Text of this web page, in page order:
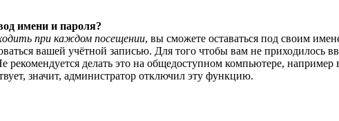
имени и пароля?
при каждом посещении, вы сможете оставаться под своим
вашей учётной записью. Для того чтобы вам не приходилось
делать это на общедоступном компьютере, например
значит, администратор отключил эту функцию.